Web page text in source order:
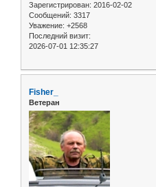
Зарегистрирован: 2016-02-02
Сообщений: 3317
Уважение: +2568
Последний визит:
2026-07-01 12:35:27
Fisher_
Ветеран